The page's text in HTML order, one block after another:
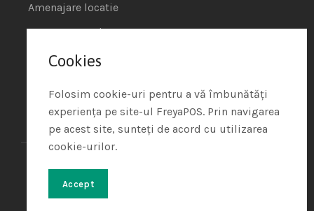
Amenajare locatie
POS - Puncte de vanzare
Termeni si conditii
Politica de Cookie
Protectia Datelor cu Caracter Personal
Freya Shop – All rights reserved
Soft Tehnica
Cookies
Folosim cookie-uri pentru a vă îmbunătăți
experiența pe site-ul FreyaPOS. Prin navigarea
pe acest site, sunteți de acord cu utilizarea
cookie-urilor.
Accept